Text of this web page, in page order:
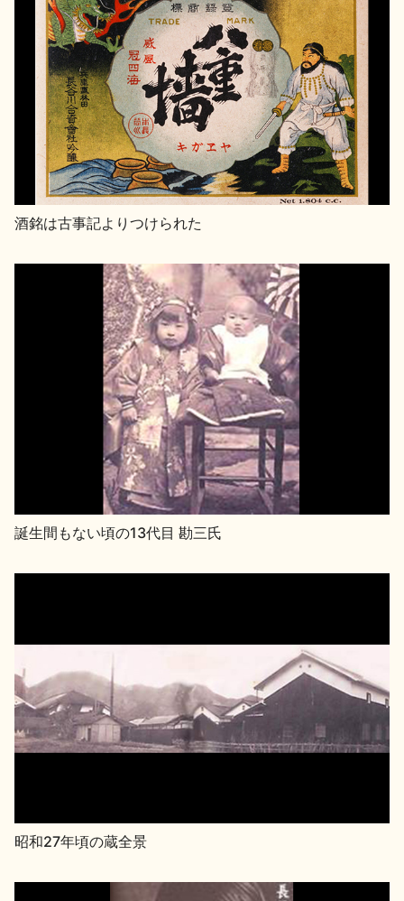
酒銘は古事記よりつけられた
誕生間もない頃の13代目 勘三氏
昭和27年頃の蔵全景